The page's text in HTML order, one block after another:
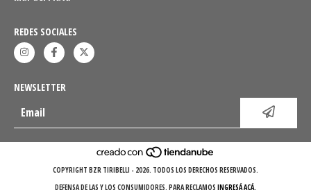
REDES SOCIALES
NEWSLETTER
COPYRIGHT BZR TIRIBELLI - 2026. TODOS LOS DERECHOS RESERVADOS.
DEFENSA DE LAS Y LOS CONSUMIDORES. PARA RECLAMOS INGRESÁ ACÁ.